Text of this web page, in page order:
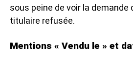
sous peine de voir la demande
titulaire refusée.
Mentions « Vendu le » et